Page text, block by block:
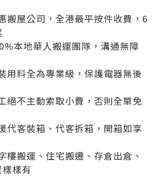
搬屋公司，全港最平按件收費，6
本地華人搬運團隊，溝通無障
用料全為專業級，保護電器無後
絕不主動索取小費，否則全單免
代客裝箱、代客拆箱，開箱如享
樓搬運、住宅搬遷、存倉出倉、
樣有